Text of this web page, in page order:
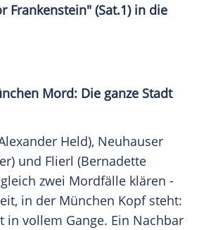
Frankenstein" (Sat.1) in die
Mord: Die ganze Stadt
Held), Neuhauser
) und Flierl (Bernadette
zwei Mordfälle klären -
in der München Kopf steht:
in vollem Gange. Ein Nachbar